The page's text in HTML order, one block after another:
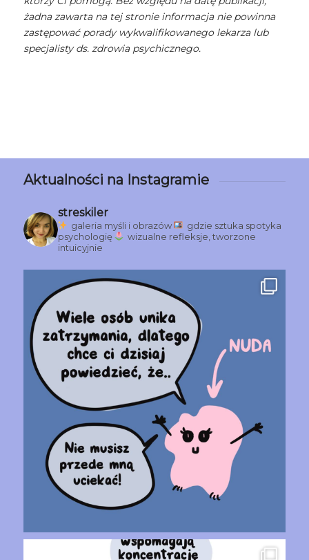
żadna zawarta na tej stronie informacja nie powinna
zastępować porady wykwalifikowanego lekarza lub
specjalisty ds. zdrowia psychicznego.
Aktualności na Instagramie
streskiler
galeria myśli i obrazów
gdzie sztuka spotyka
psychologię
wizualne refleksje, tworzone
intuicyjnie